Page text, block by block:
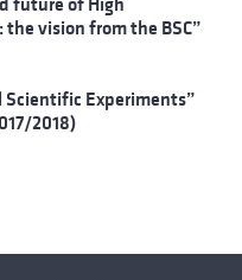
future of High
vision from the BSC”
Scientific Experiments”
2018)